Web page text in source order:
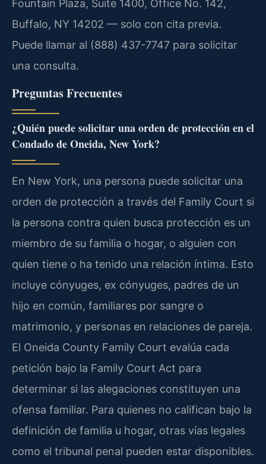
Fountain Plaza, Suite 1400, Office No. 142,
Buffalo, NY 14202 — solo con cita previa.
Puede llamar al (888) 437-7747 para solicitar
una consulta.
Preguntas Frecuentes
¿Quién puede solicitar una orden de protección en el
Condado de Oneida, New York?
En New York, una persona puede solicitar una
orden de protección a través del Family Court si
la persona contra quien busca protección es un
miembro de su familia o hogar, o alguien con
quien tiene o ha tenido una relación íntima. Esto
incluye cónyuges, ex cónyuges, padres de un
hijo en común, familiares por sangre o
matrimonio, y personas en relaciones de pareja.
El Oneida County Family Court evalúa cada
petición bajo la Family Court Act para
determinar si las alegaciones constituyen una
ofensa familiar. Para quienes no califican bajo la
definición de familia u hogar, otras vías legales
como el tribunal penal pueden estar disponibles.